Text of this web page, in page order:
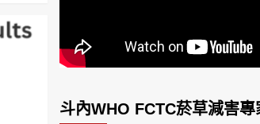
斗內WHO FCTC菸草減害專